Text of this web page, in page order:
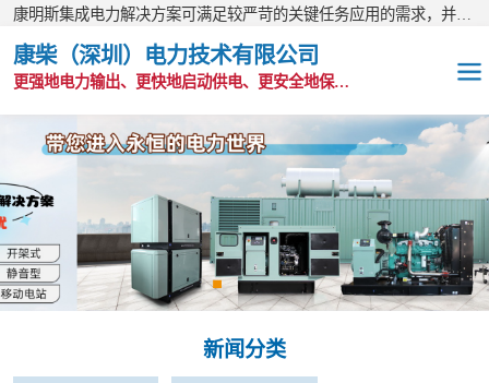
康柴（深圳）电力技术有限公司
更强地电力输出、更快地启动供电、更安全地保护功能
新闻分类
OEM发电机组
静音发电机组
移动电站
发电机出租